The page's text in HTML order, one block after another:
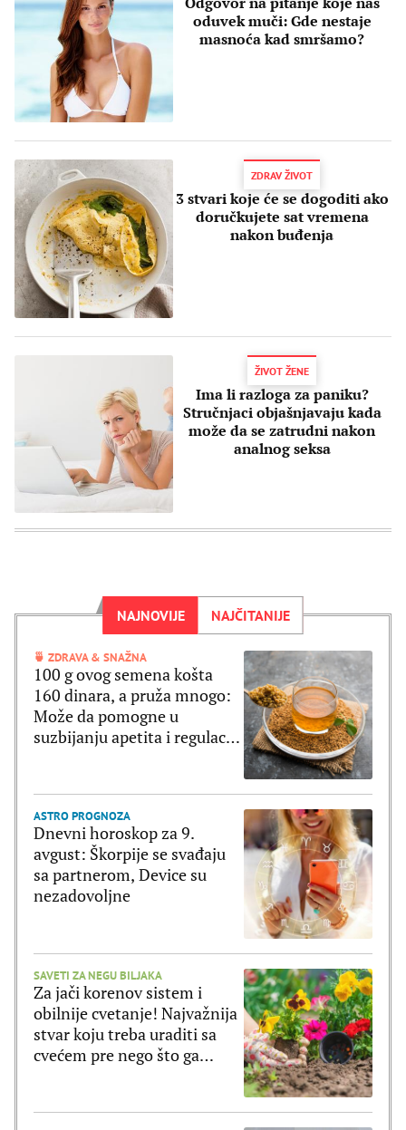
oduvek muči: Gde nestaje
masnoća kad smršamo?
ZDRAV ŽIVOT
3 stvari koje će se dogoditi ako
doručkujete sat vremena
nakon buđenja
ŽIVOT ŽENE
Ima li razloga za paniku?
Stručnjaci objašnjavaju kada
može da se zatrudni nakon
analnog seksa
NAJNOVIJE NAJČITANIJE
🍵 ZDRAVA & SNAŽNA
100 g ovog semena košta
160 dinara, a pruža mnogo:
Može da pomogne u
suzbijanju apetita i regulaciji
ASTRO PROGNOZA
Dnevni horoskop za 9.
avgust: Škorpije se svađaju
sa partnerom, Device su
nezadovoljne
SAVETI ZA NEGU BILJAKA
Za jači korenov sistem i
obilnije cvetanje! Najvažnija
stvar koju treba uraditi sa
cvećem pre nego što ga